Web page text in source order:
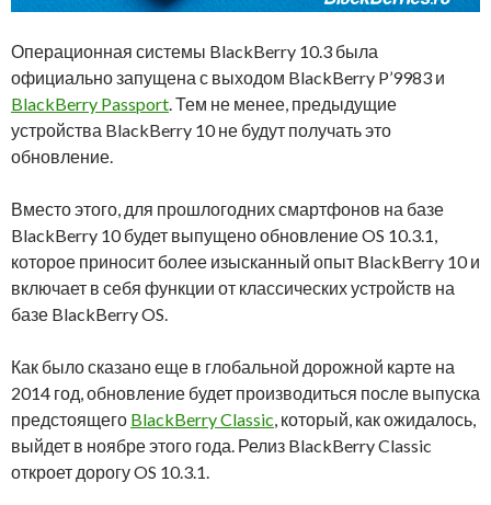
Операционная системы BlackBerry 10.3 была
официально запущена с выходом BlackBerry P’9983 и
BlackBerry Passport. Тем не менее, предыдущие
устройства BlackBerry 10 не будут получать это
обновление.
Вместо этого, для прошлогодних смартфонов на базе
BlackBerry 10 будет выпущено обновление OS 10.3.1,
которое приносит более изысканный опыт BlackBerry 10 и
включает в себя функции от классических устройств на
базе BlackBerry OS.
Как было сказано еще в глобальной дорожной карте на
2014 год, обновление будет производиться после выпуска
предстоящего BlackBerry Classic, который, как ожидалось,
выйдет в ноябре этого года. Релиз BlackBerry Classic
откроет дорогу OS 10.3.1.